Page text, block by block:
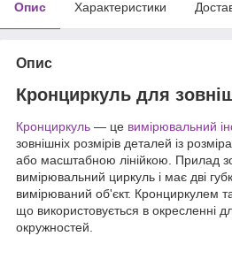
Опис Характеристики
Опис
Кронциркуль для
Кронциркуль — це вимірювальний
зовнішніх розмірів деталей із
або масштабною лінійкою. Прилад
вимірювальний циркуль і має дві
вимірюваний об'єкт. Кронциркулем
що використовується в окресленні
окружностей.